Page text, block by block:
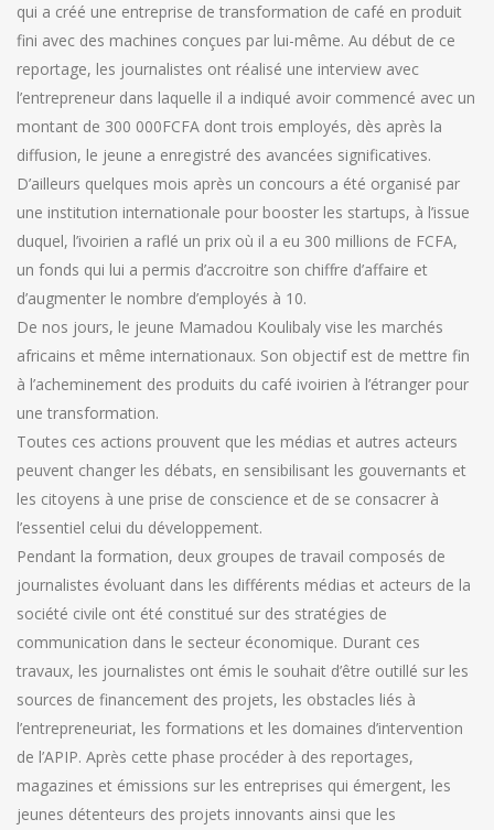
qui a créé une entreprise de transformation de café en produit
fini avec des machines conçues par lui-même. Au début de ce
reportage, les journalistes ont réalisé une interview avec
l’entrepreneur dans laquelle il a indiqué avoir commencé avec un
montant de 300 000FCFA dont trois employés, dès après la
diffusion, le jeune a enregistré des avancées significatives.
D’ailleurs quelques mois après un concours a été organisé par
une institution internationale pour booster les startups, à l’issue
duquel, l’ivoirien a raflé un prix où il a eu 300 millions de FCFA,
un fonds qui lui a permis d’accroitre son chiffre d’affaire et
d’augmenter le nombre d’employés à 10.
De nos jours, le jeune Mamadou Koulibaly vise les marchés
africains et même internationaux. Son objectif est de mettre fin
à l’acheminement des produits du café ivoirien à l’étranger pour
une transformation.
Toutes ces actions prouvent que les médias et autres acteurs
peuvent changer les débats, en sensibilisant les gouvernants et
les citoyens à une prise de conscience et de se consacrer à
l’essentiel celui du développement.
Pendant la formation, deux groupes de travail composés de
journalistes évoluant dans les différents médias et acteurs de la
société civile ont été constitué sur des stratégies de
communication dans le secteur économique. Durant ces
travaux, les journalistes ont émis le souhait d’être outillé sur les
sources de financement des projets, les obstacles liés à
l’entrepreneuriat, les formations et les domaines d’intervention
de l’APIP. Après cette phase procéder à des reportages,
magazines et émissions sur les entreprises qui émergent, les
jeunes détenteurs des projets innovants ainsi que les